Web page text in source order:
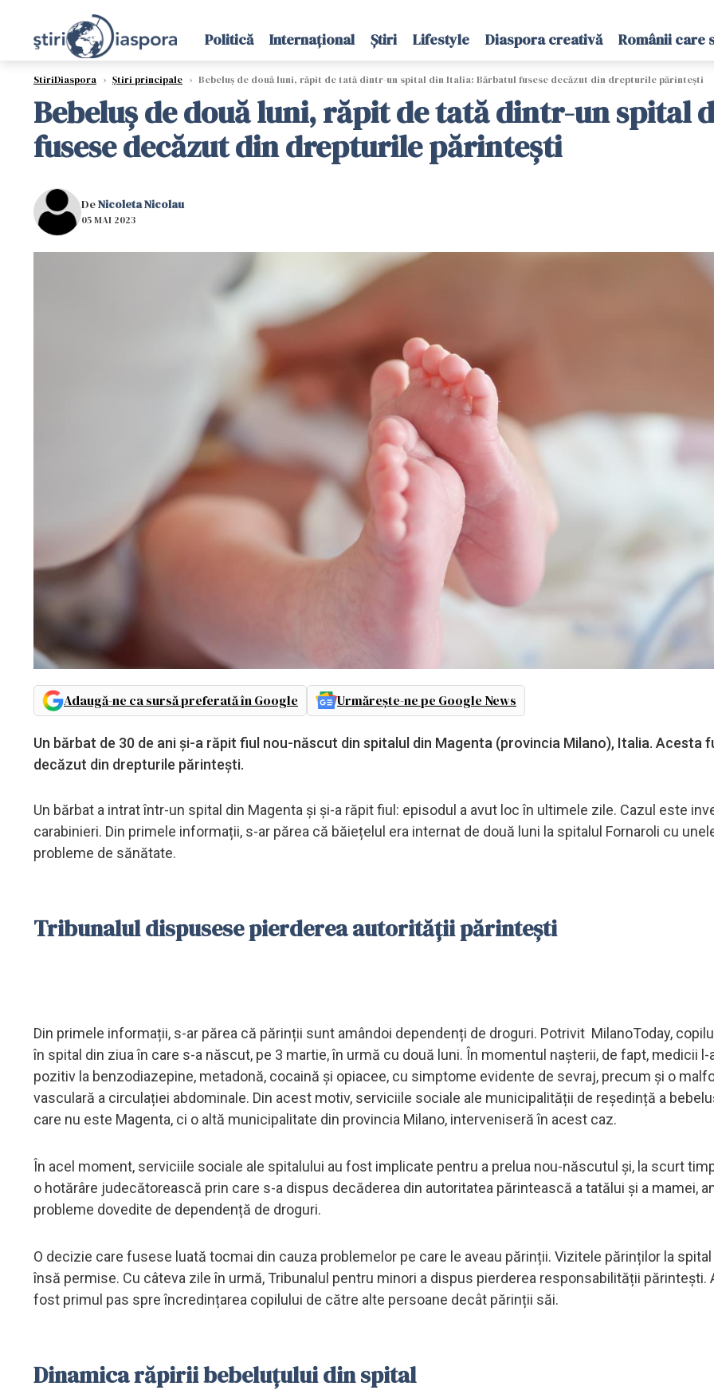
Politică Internațional Știri Lifestyle Diaspora creativă Românii care
StiriDiaspora › Știri principale › Bebeluș de două luni, răpit de tată dintr-un spital din Italia: Bărbatul fusese decăzut din drepturile părintești
Bebeluș de două luni, răpit de tată dintr-un spital
fusese decăzut din drepturile părintești
DeNicoleta Nicolau
05 MAI 2023
Adaugă-ne ca sursă preferată în Google Urmărește-ne pe Google News
Un bărbat de 30 de ani și-a răpit fiul nou-născut din spitalul din Magenta (provincia Milano), Italia. Acesta
decăzut din drepturile părintești.
Un bărbat a intrat într-un spital din Magenta și și-a răpit fiul: episodul a avut loc în ultimele zile. Cazul este
carabinieri. Din primele informații, s-ar părea că băiețelul era internat de două luni la spitalul Fornaroli cu
probleme de sănătate.
Tribunalul dispusese pierderea autorității părintești
Din primele informații, s-ar părea că părinții sunt amândoi dependenți de droguri. Potrivit MilanoToday,
în spital din ziua în care s-a născut, pe 3 martie, în urmă cu două luni. În momentul nașterii, de fapt, medicii
pozitiv la benzodiazepine, metadonă, cocaină și opiacee, cu simptome evidente de sevraj, precum și o
vasculară a circulației abdominale. Din acest motiv, serviciile sociale ale municipalității de reședință a
care nu este Magenta, ci o altă municipalitate din provincia Milano, interveniseră în acest caz.
În acel moment, serviciile sociale ale spitalului au fost implicate pentru a prelua nou-născutul și, la scurt
o hotărâre judecătorească prin care s-a dispus decăderea din autoritatea părintească a tatălui și a mamei,
probleme dovedite de dependență de droguri.
O decizie care fusese luată tocmai din cauza problemelor pe care le aveau părinții. Vizitele părinților la
însă permise. Cu câteva zile în urmă, Tribunalul pentru minori a dispus pierderea responsabilității părintești.
fost primul pas spre încredințarea copilului de către alte persoane decât părinții săi.
Dinamica răpirii bebeluțului din spital